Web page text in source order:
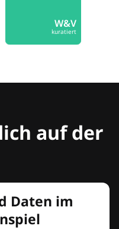
W&V
kuratiert
auf der
Daten im